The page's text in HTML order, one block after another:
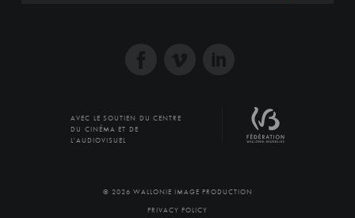
AVEC LE SOUTIEN DU CENTRE
DU CINÉMA ET DE
L'AUDIOVISUEL
© 2026 WALLONIE IMAGE PRODUCTION
PRIVACY POLICY